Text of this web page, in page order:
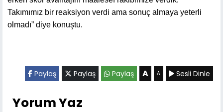
Takımımız bir reaksiyon verdi ama sonuç almaya yeterli
olmadı” diye konuştu.
Paylaş Paylaş Paylaş A A Sesli Dinle
Yorum Yaz